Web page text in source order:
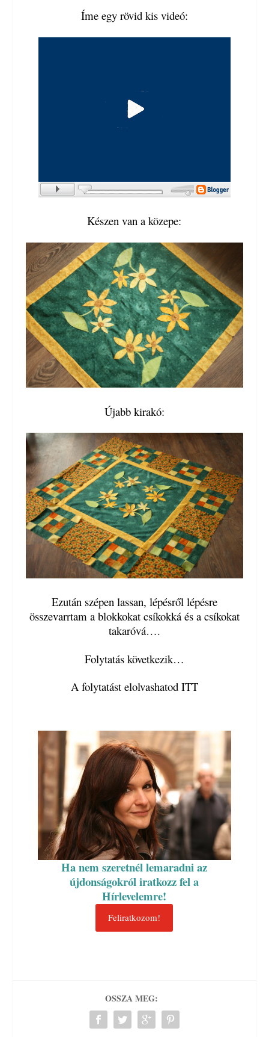
Íme egy rövid kis videó:
Készen van a közepe:
Újabb kirakó:
Ezután szépen lassan, lépésről lépésre
összevarrtam a blokkokat csíkokká és a csíkokat
takaróvá….
Folytatás következik…
A folytatást elolvashatod ITT
Ha nem szeretnél lemaradni az
újdonságokról iratkozz fel a
Hírlevelemre!
Feliratkozom!
OSSZA MEG: